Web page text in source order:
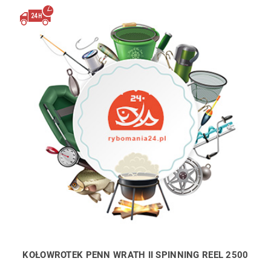
KOŁOWROTEK PENN WRATH II SPINNING REEL 2500